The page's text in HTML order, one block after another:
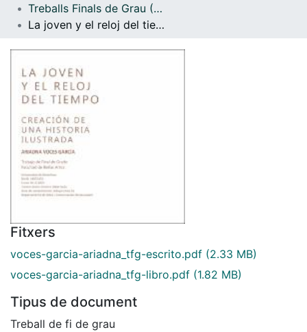
Com publicar
Contacte
Treballs Finals de Grau (TFG) - Belles Arts
La joven y el reloj del tiempo. Creación de una historia ilustrada.
Fitxers
voces-garcia-ariadna_tfg-escrito.pdf (2.33 MB)
voces-garcia-ariadna_tfg-libro.pdf (1.82 MB)
Tipus de document
Treball de fi de grau